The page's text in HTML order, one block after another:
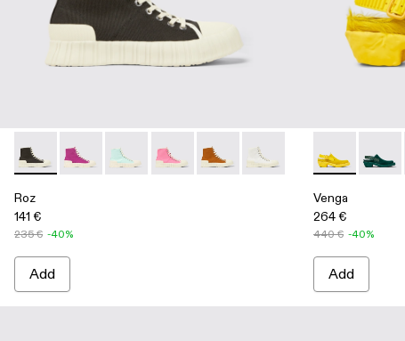
Roz - A700002-001 - Black recycled cotton sneakers
Roz - A700002-006
Roz - A700002-005
Roz - A700002-004 - Pink
Roz - A700002-003 - Brown
Roz - A700002-002 -
Roz
141 €
235 € -40%
Add
Venga -
Venga
264 €
440 € -40%
Add